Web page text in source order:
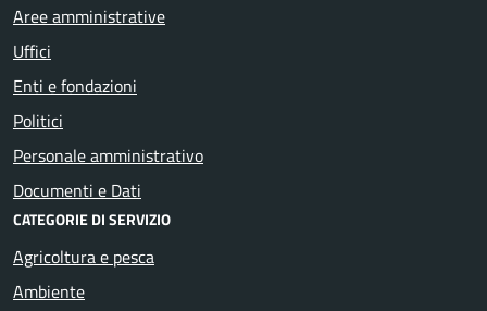
Aree amministrative
Uffici
Enti e fondazioni
Politici
Personale amministrativo
Documenti e Dati
CATEGORIE DI SERVIZIO
Agricoltura e pesca
Ambiente